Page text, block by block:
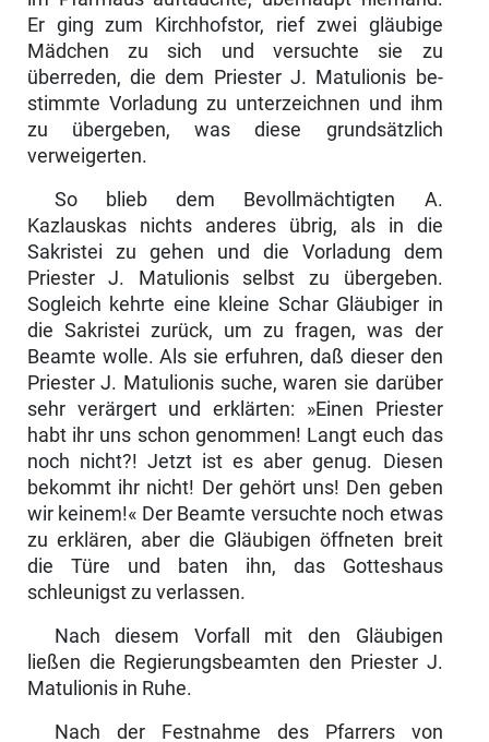
Er ging zum Kirchhofstor, rief zwei gläubige
Mädchen zu sich und versuchte sie zu
überreden, die dem Priester J. Matulionis be­
stimmte Vorladung zu unterzeichnen und ihm
zu übergeben, was diese grundsätzlich
verweigerten.
So blieb dem Bevollmächtigten A.
Kazlauskas nichts anderes übrig, als in die
Sakristei zu gehen und die Vorladung dem
Priester J. Matulionis selbst zu übergeben.
Sogleich kehrte eine kleine Schar Gläubiger in
die Sakristei zurück, um zu fragen, was der
Beamte wolle. Als sie erfuhren, daß dieser den
Priester J. Matulionis suche, waren sie darüber
sehr verärgert und er­klärten: »Einen Priester
habt ihr uns schon genommen! Langt euch das
noch nicht?! Jetzt ist es aber genug. Diesen
bekommt ihr nicht! Der gehört uns! Den geben
wir keinem!« Der Beamte versuchte noch etwas
zu erklären, aber die Gläubigen öffneten breit
die Türe und baten ihn, das Gotteshaus
schleunigst zu verlassen.
Nach diesem Vorfall mit den Gläubigen
ließen die Regierungsbeamten den Priester J.
Matulionis in Ruhe.
Nach der Festnahme des Pfarrers von